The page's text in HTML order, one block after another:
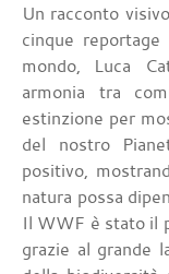
Un racconto
cinque
mondo, Luca
armonia tra
estinzione per
del nostro
positivo,
natura possa
Il WWF è stato il
grazie al grande